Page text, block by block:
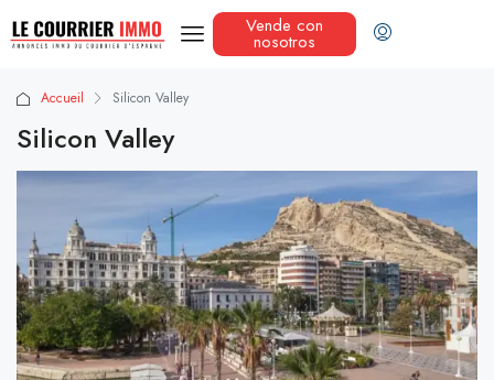
Vende con
nosotros
Accueil Silicon Valley
Silicon Valley